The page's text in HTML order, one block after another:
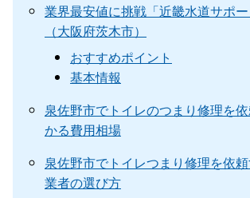
業界最安値に挑戦「近畿水道サポー
（大阪府茨木市）
おすすめポイント
基本情報
泉佐野市でトイレのつまり修理を
かる費用相場
泉佐野市でトイレつまり修理を依
業者の選び方